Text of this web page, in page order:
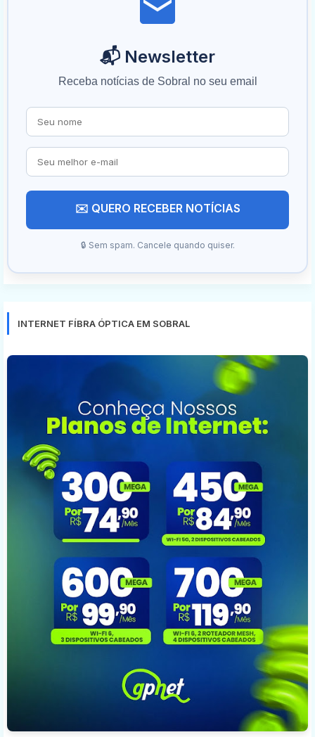
📬 Newsletter
Receba notícias de Sobral no seu email
✉️ QUERO RECEBER NOTÍCIAS
🔒 Sem spam. Cancele quando quiser.
INTERNET FÍBRA ÓPTICA EM SOBRAL